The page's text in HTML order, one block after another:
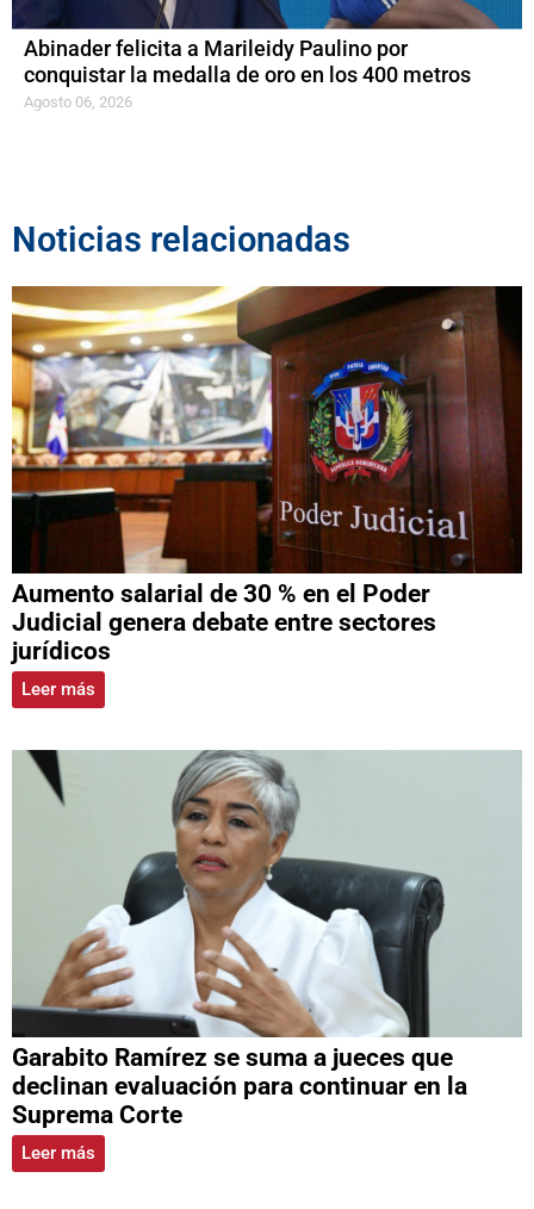
Abinader felicita a Marileidy Paulino por
conquistar la medalla de oro en los 400 metros
Agosto 06, 2026
Noticias relacionadas
Aumento salarial de 30 % en el Poder
Judicial genera debate entre sectores
jurídicos
Leer más
Garabito Ramírez se suma a jueces que
declinan evaluación para continuar en la
Suprema Corte
Leer más